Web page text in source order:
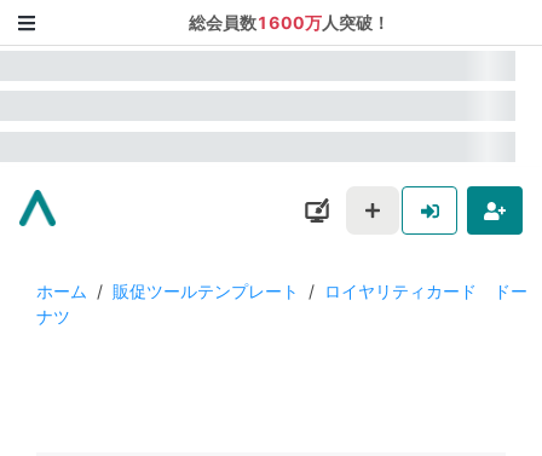
総会員数1600万人突破！
ホーム / 販促ツールテンプレート / ロイヤリティカード ドー
ナツ